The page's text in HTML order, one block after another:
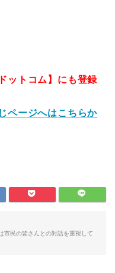
ットコム】にも登録
ページへはこちらか
市民の皆さんとの対話を重視して